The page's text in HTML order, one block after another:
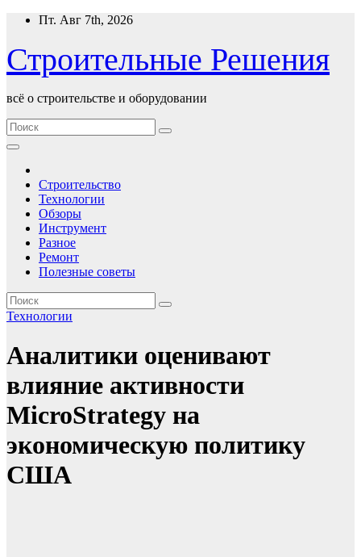
Перейти
содержимому
Пт. Авг 7th, 2026
Строительные Решения
всё о строительстве и оборудовании
Строительство
Технологии
Обзоры
Инструмент
Разное
Ремонт
Полезные советы
Технологии
Аналитики оценивают
влияние активности
MicroStrategy на
экономическую политику
США